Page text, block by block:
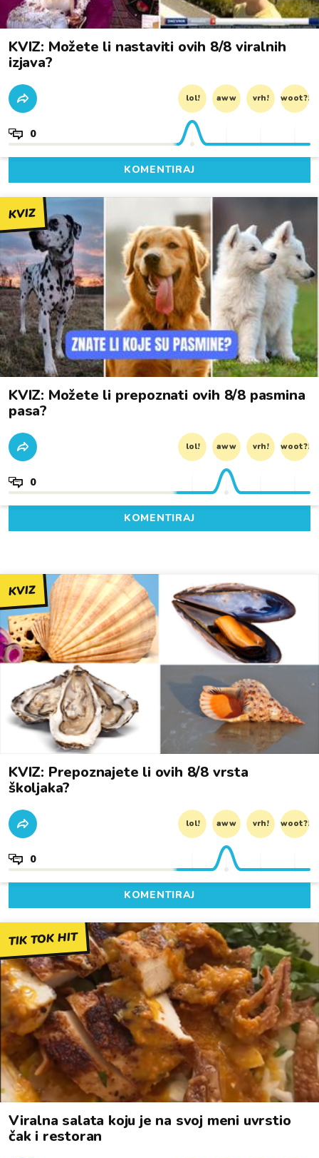
KVIZ: Možete li nastaviti ovih 8/8 viralnih
izjava?
lol! aww vrh! woot?!
0
KOMENTIRAJ
KVIZ
KVIZ: Možete li prepoznati ovih 8/8 pasmina
pasa?
lol! aww vrh! woot?!
0
KOMENTIRAJ
KVIZ
KVIZ: Prepoznajete li ovih 8/8 vrsta
školjaka?
lol! aww vrh! woot?!
0
KOMENTIRAJ
TIK TOK HIT
Viralna salata koju je na svoj meni uvrstio
čak i restoran